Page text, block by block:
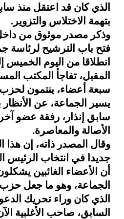
الذي كان قد اعتقل منذ
بتهمة الاختلاس والتزوير .
وذكر مصدر موثوق من داخل
فتح باب الترشيح لرئاسة
المقبل، تفاجأ المكتب
سبعة أعضاء، ينتمون لحزب
يسير الجماعة، عن
سابق إنذار، رفقة عضو
الأصالة والمعاصرة.
وقال المصدر ذاته، إن
جديدا في انتخاب الرئيس
أن الأعضاء الغائبين
الجماعة، وهو ما جعل حزب
الذي كان وراء تحريك
السابق، صاحب الأغلبية